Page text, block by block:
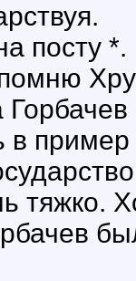
посту *.
в
тяжко.